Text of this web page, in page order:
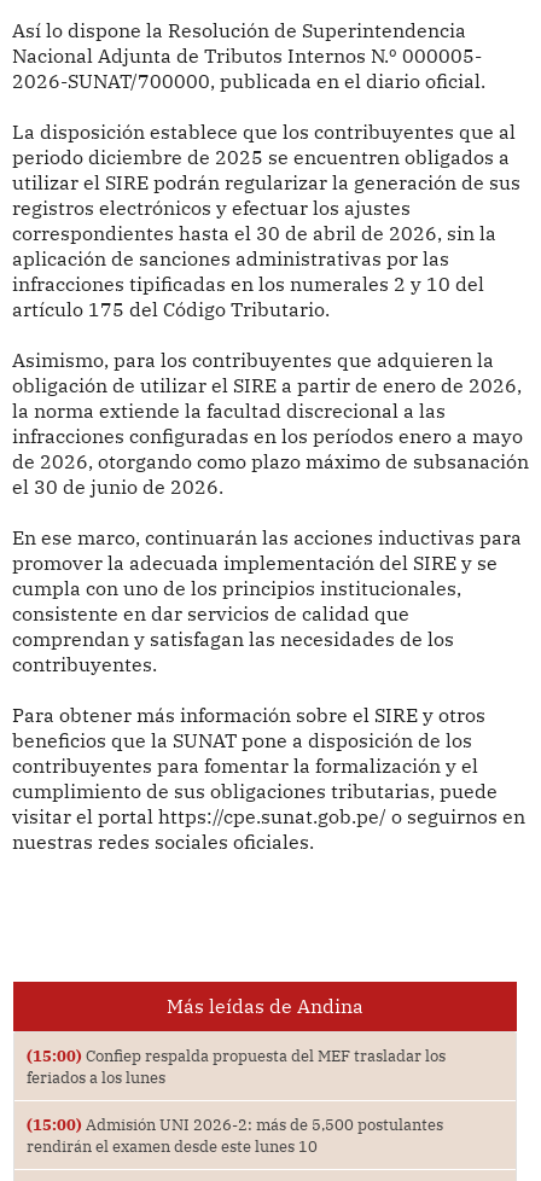
Así lo dispone la Resolución de Superintendencia
Nacional Adjunta de Tributos Internos N.º 000005-
2026-SUNAT/700000, publicada en el diario oficial.
La disposición establece que los contribuyentes que al
periodo diciembre de 2025 se encuentren obligados a
utilizar el SIRE podrán regularizar la generación de sus
registros electrónicos y efectuar los ajustes
correspondientes hasta el 30 de abril de 2026, sin la
aplicación de sanciones administrativas por las
infracciones tipificadas en los numerales 2 y 10 del
artículo 175 del Código Tributario.
Asimismo, para los contribuyentes que adquieren la
obligación de utilizar el SIRE a partir de enero de 2026,
la norma extiende la facultad discrecional a las
infracciones configuradas en los períodos enero a mayo
de 2026, otorgando como plazo máximo de subsanación
el 30 de junio de 2026.
En ese marco, continuarán las acciones inductivas para
promover la adecuada implementación del SIRE y se
cumpla con uno de los principios institucionales,
consistente en dar servicios de calidad que
comprendan y satisfagan las necesidades de los
contribuyentes.
Para obtener más información sobre el SIRE y otros
beneficios que la SUNAT pone a disposición de los
contribuyentes para fomentar la formalización y el
cumplimiento de sus obligaciones tributarias, puede
visitar el portal https://cpe.sunat.gob.pe/ o seguirnos en
nuestras redes sociales oficiales.
Más leídas de Andina
(15:00) Confiep respalda propuesta del MEF trasladar los
feriados a los lunes
(15:00) Admisión UNI 2026-2: más de 5,500 postulantes
rendirán el examen desde este lunes 10